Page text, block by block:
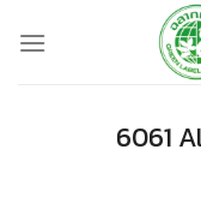
6061